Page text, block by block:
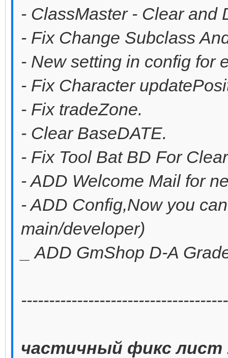
- ClassMaster - Clear and
- Fix Change Subclass
- New setting in config for
- Fix Character
- Fix tradeZone.
- Clear BaseDATE.
- Fix Tool Bat BD For
- ADD Welcome Mail for
- ADD Config,Now you
main/developer)
_ ADD GmShop D-A
частичный фикс лист